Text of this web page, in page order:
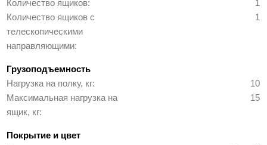
Количество ящиков
1
Количество ящиков с
телескопическими
направляющими
1
Грузоподъемность
Нагрузка на полку, кг
10
Максимальная нагрузка на
ящик, кг
15
Покрытие и цвет